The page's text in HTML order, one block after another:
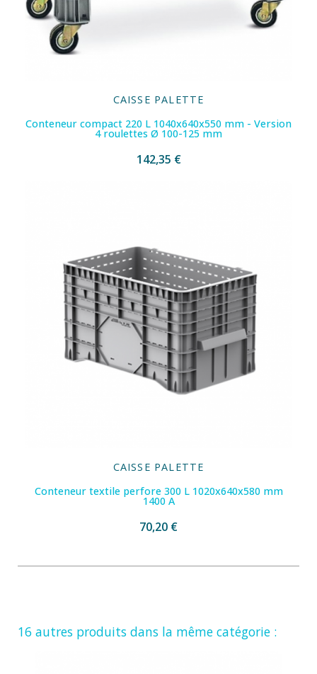
CAISSE PALETTE
Conteneur compact 220 L 1040x640x550 mm - Version
4 roulettes Ø 100-125 mm
142,35 €
CAISSE PALETTE
Conteneur textile perfore 300 L 1020x640x580 mm
1400 A
70,20 €
16 autres produits dans la même catégorie :